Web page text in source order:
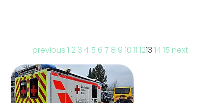
previous 1 2 3 4 5 6 7 8 9 10 11 1213 1415 next